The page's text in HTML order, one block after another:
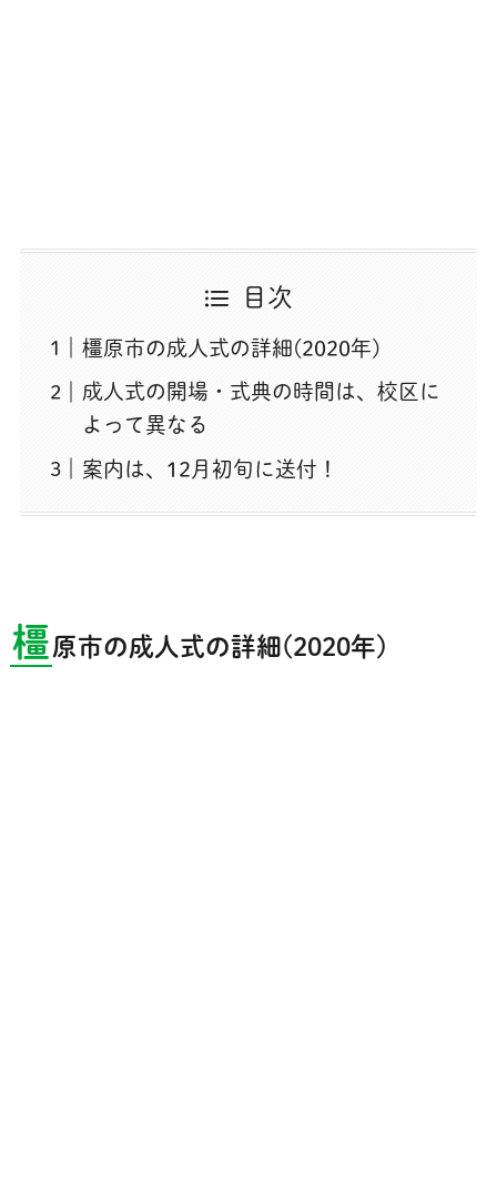
目次
橿原市の成人式の詳細(2020年)
成人式の開場・式典の時間は、校区に
よって異なる
案内は、12月初旬に送付！
橿原市の成人式の詳細(2020年)